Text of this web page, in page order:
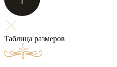
Таблица размеров